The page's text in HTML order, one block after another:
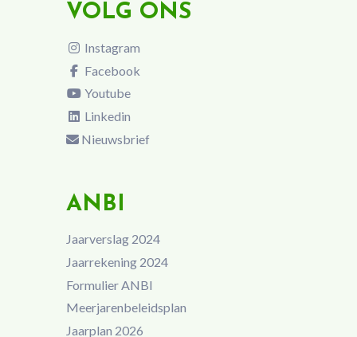
VOLG ONS
Instagram
Facebook
Youtube
Linkedin
Nieuwsbrief
ANBI
Jaarverslag 2024
Jaarrekening 2024
Formulier ANBI
Meerjarenbeleidsplan
Jaarplan 2026